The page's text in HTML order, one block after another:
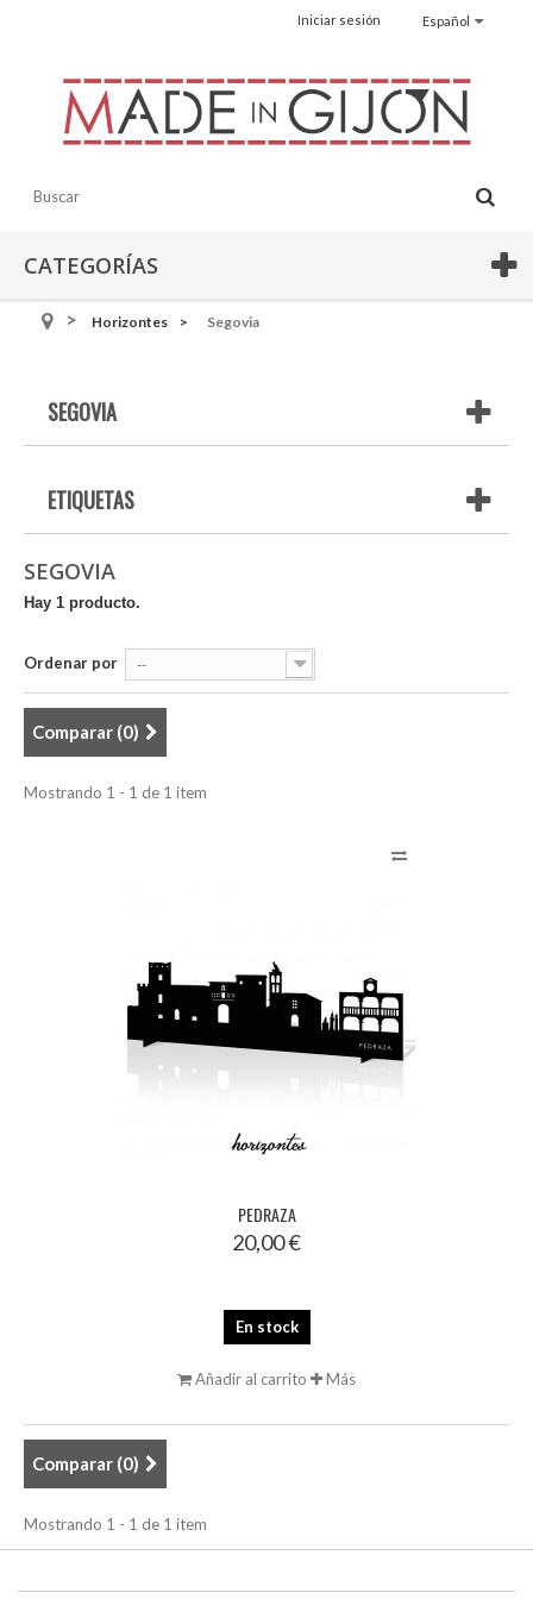
Español
Iniciar sesión
CATEGORÍAS
Horizontes Segovia
SEGOVIA
ETIQUETAS
SEGOVIA
Hay 1 producto.
Ordenar por --
Comparar (0)
Mostrando 1 - 1 de 1 item
PEDRAZA
20,00 €
En stock
Añadir al carrito Más
Comparar (0)
Mostrando 1 - 1 de 1 item